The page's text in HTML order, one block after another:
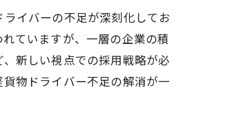
イバーの不足が深刻化してお
ていますが、一層の企業の積
新しい視点での採用戦略が必
物ドライバー不足の解消が一